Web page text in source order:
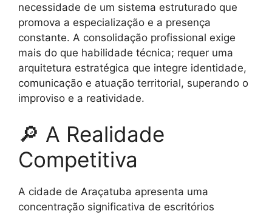
necessidade de um sistema estruturado que
promova a especialização e a presença
constante. A consolidação profissional exige
mais do que habilidade técnica; requer uma
arquitetura estratégica que integre identidade,
comunicação e atuação territorial, superando o
improviso e a reatividade.
🔎 A Realidade
Competitiva
A cidade de Araçatuba apresenta uma
concentração significativa de escritórios